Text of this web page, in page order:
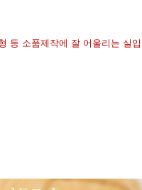
등 소품제작에 잘 어울리는 실입